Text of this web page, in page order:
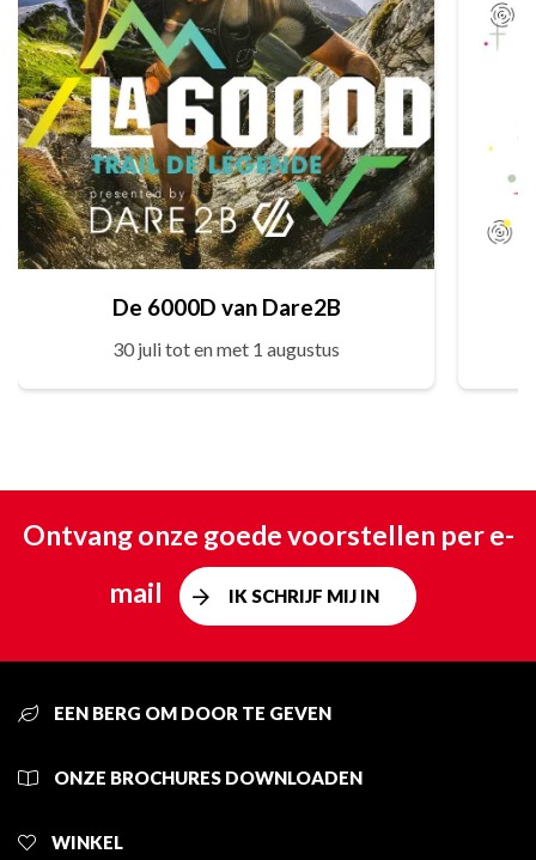
De 6000D van Dare2B
30 juli tot en met 1 augustus
Ontvang onze goede voorstellen per e-
mail
IK SCHRIJF MIJ IN
EEN BERG OM DOOR TE GEVEN
ONZE BROCHURES DOWNLOADEN
WINKEL